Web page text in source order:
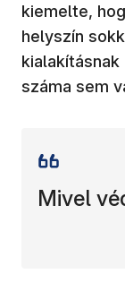
kiemelte,
helyszín
száma sem
Mivel